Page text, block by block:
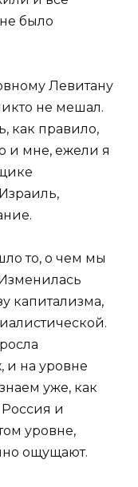
было
Левитану
не мешал.
как правило,
и мне, ежели я
то, о чем мы
капитализма,
и на уровне
уже, как
и
уровне,
ощущают.